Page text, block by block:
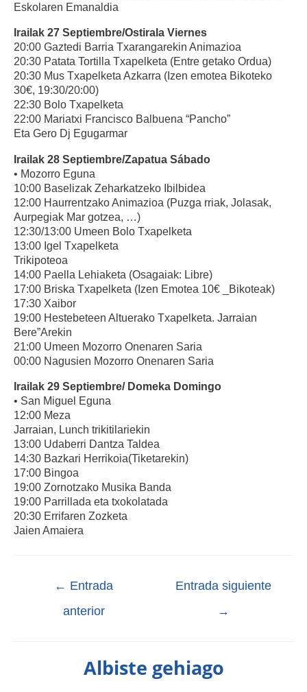
Eskolaren Emanaldia
Irailak 27 Septiembre/Ostirala Viernes
20:00 Gaztedi Barria Txarangarekin Animazioa
20:30 Patata Tortilla Txapelketa (Entre getako Ordua)
20:30 Mus Txapelketa Azkarra (Izen emotea Bikoteko
30€, 19:30/20:00)
22:30 Bolo Txapelketa
22:00 Mariatxi Francisco Balbuena “Pancho”
Eta Gero Dj Egugarmar
Irailak 28 Septiembre/Zapatua Sábado
• Mozorro Eguna
10:00 Baselizak Zeharkatzeko Ibilbidea
12:00 Haurrentzako Animazioa (Puzga rriak, Jolasak,
Aurpegiak Mar gotzea, …)
12:30/13:00 Umeen Bolo Txapelketa
13:00 Igel Txapelketa
Trikipoteoa
14:00 Paella Lehiaketa (Osagaiak: Libre)
17:00 Briska Txapelketa (Izen Emotea 10€ _Bikoteak)
17:30 Xaibor
19:00 Hestebeteen Altuerako Txapelketa. Jarraian
Bere”Arekin
21:00 Umeen Mozorro Onenaren Saria
00:00 Nagusien Mozorro Onenaren Saria
Irailak 29 Septiembre/ Domeka Domingo
• San Miguel Eguna
12:00 Meza
Jarraian, Lunch trikitilariekin
13:00 Udaberri Dantza Taldea
14:30 Bazkari Herrikoia(Tiketarekin)
17:00 Bingoa
19:00 Zornotzako Musika Banda
19:00 Parrillada eta txokolatada
20:30 Errifaren Zozketa
Jaien Amaiera
← Entrada
anterior
Entrada siguiente
→
Albiste gehiago